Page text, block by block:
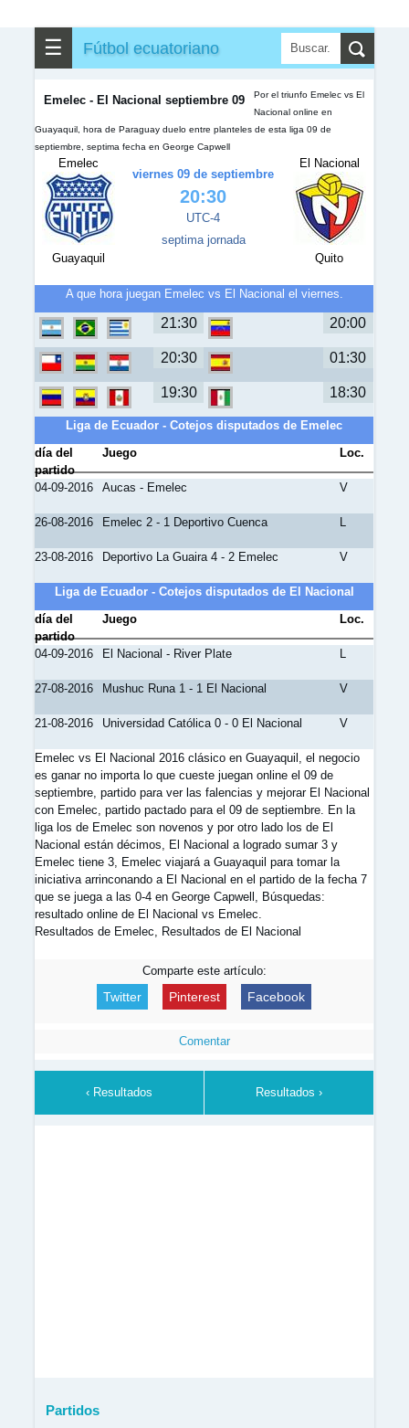
☰ Fútbol ecuatoriano
Emelec - El Nacional septiembre 09
Por el triunfo Emelec vs El
Nacional online en
Guayaquil, hora de Paraguay duelo entre planteles de esta liga 09 de
septiembre, septima fecha en George Capwell
Emelec
Guayaquil
viernes 09 de septiembre
20:30
UTC-4
septima jornada
El Nacional
Quito
A que hora juegan Emelec vs El Nacional el viernes.
21:30 20:00
20:30 01:30
19:30 18:30
Liga de Ecuador - Cotejos disputados de Emelec
día del
partido
Juego Loc.
04-09-2016 Aucas - Emelec V
26-08-2016 Emelec 2 - 1 Deportivo Cuenca L
23-08-2016 Deportivo La Guaira 4 - 2 Emelec V
Liga de Ecuador - Cotejos disputados de El Nacional
día del
partido
Juego Loc.
04-09-2016 El Nacional - River Plate L
27-08-2016 Mushuc Runa 1 - 1 El Nacional V
21-08-2016 Universidad Católica 0 - 0 El Nacional V
Emelec vs El Nacional 2016 clásico en Guayaquil, el negocio
es ganar no importa lo que cueste juegan online el 09 de
septiembre, partido para ver las falencias y mejorar El Nacional
con Emelec, partido pactado para el 09 de septiembre. En la
liga los de Emelec son novenos y por otro lado los de El
Nacional están décimos, El Nacional a logrado sumar 3 y
Emelec tiene 3, Emelec viajará a Guayaquil para tomar la
iniciativa arrinconando a El Nacional en el partido de la fecha 7
que se juega a las 0-4 en George Capwell, Búsquedas:
resultado online de El Nacional vs Emelec.
Resultados de Emelec, Resultados de El Nacional
Comparte este artículo:
Twitter Pinterest Facebook
Comentar
‹ Resultados Resultados ›
Partidos